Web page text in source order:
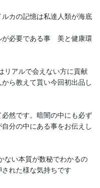
カの記憶は私達人類が海底
必要である事　美と健康環
リアルで会えない方に貢献
ら教えて貰い今回初出品し
然です。暗闇の中にも必ず
分の中にある事をお伝えし
ない本質が数秘でわかるの